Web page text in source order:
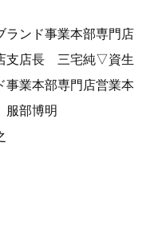
ンド事業本部専門店
支店長 三宅純▽資生
事業本部専門店営業本
部博明